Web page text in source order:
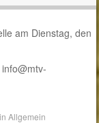
am Dienstag, den
Allgemein